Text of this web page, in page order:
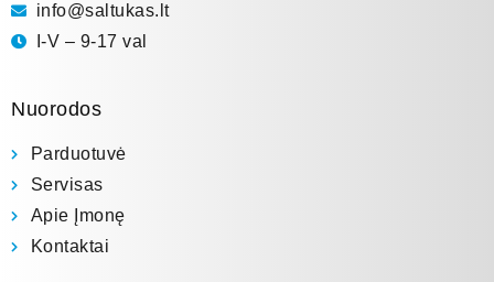
info@saltukas.lt
I-V – 9-17 val
Nuorodos
Parduotuvė
Servisas
Apie Įmonę
Kontaktai